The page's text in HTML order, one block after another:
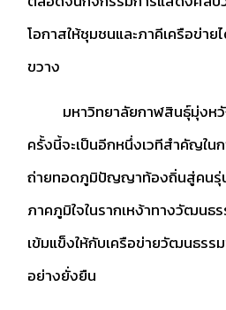
โอกาสให้ชุมชนและภาคีเครือข่า
ขวาง
มหาวิทยาลัยกาฬสินธุ์มุ่งหวัง
ครั้งนี้จะเป็นอีกหนึ่งเวทีสำคัญใน
ถ่ายทอดภูมิปัญญาท้องถิ่นสู่คนรุ่
ภาคภูมิใจในรากเหง้าทางวัฒนธ
เข้มแข็งให้กับเครือข่ายวัฒนธร
อย่างยั่งยืน